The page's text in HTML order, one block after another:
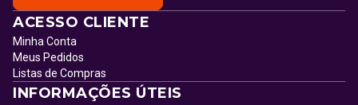
ACESSO CLIENTE
Minha Conta
Meus Pedidos
Listas de Compras
INFORMAÇÕES ÚTEIS